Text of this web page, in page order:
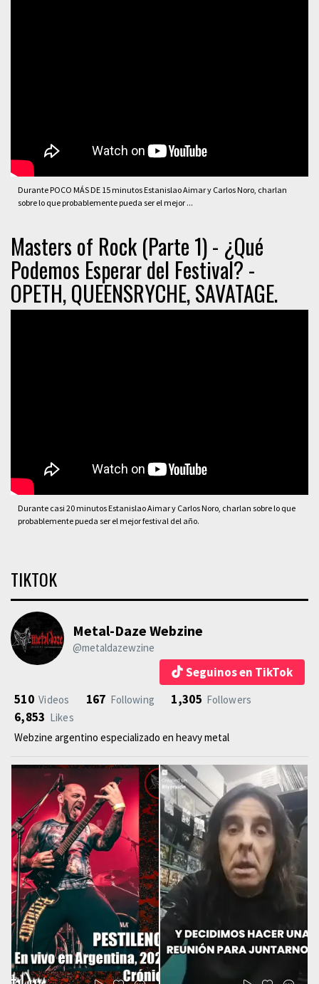
Durante POCO MÁS DE 15 minutos Estanislao Aimar y Carlos Noro, charlan
sobre lo que probablemente pueda ser el mejor ...
Masters of Rock (Parte 1) - ¿Qué
Podemos Esperar del Festival? -
OPETH, QUEENSRYCHE, SAVATAGE.
Durante casi 20 minutos Estanislao Aimar y Carlos Noro, charlan sobre lo que
probablemente pueda ser el mejor festival del año.
TIKTOK
Metal-Daze Webzine
@metaldazewzine
Seguinos en TikTok
510 Videos 167 Following 1,305 Followers
6,853 Likes
Webzine argentino especializado en heavy metal